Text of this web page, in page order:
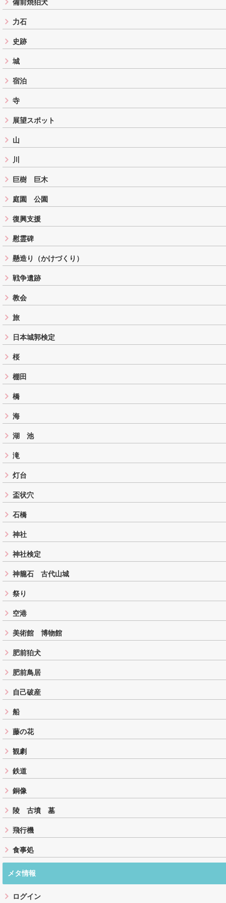
備前焼狛犬
力石
史跡
城
宿泊
寺
展望スポット
山
川
巨樹 巨木
庭園 公園
復興支援
慰霊碑
懸造り（かけづくり）
戦争遺跡
教会
旅
日本城郭検定
桜
棚田
橋
海
湖 池
滝
灯台
盃状穴
石橋
神社
神社検定
神籠石 古代山城
祭り
空港
美術館 博物館
肥前狛犬
肥前鳥居
自己破産
船
藤の花
観劇
鉄道
銅像
陵 古墳 墓
飛行機
食事処
メタ情報
ログイン